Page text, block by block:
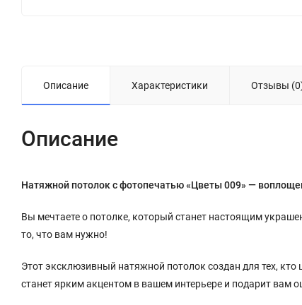
Описание Характеристики Отзывы
Описание
Натяжной потолок с фотопечатью «Цветы 009» —
Вы мечтаете о потолке, который станет настоящим
то, что вам нужно!
Этот эксклюзивный натяжной потолок создан для тех,
станет ярким акцентом в вашем интерьере и подарит вам